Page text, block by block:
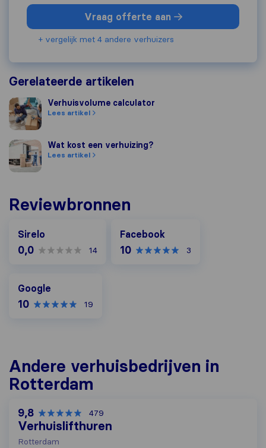
Vraag offerte aan
+ vergelijk met 4 andere verhuizers
Gerelateerde artikelen
Verhuisvolume calculator
Verhuisvolume calculator
Lees artikel
Wat kost een verhuizing?
Wat kost een verhuizing?
Lees artikel
Reviewbronnen
Sirelo
0,0 14
Facebook
10 3
Google
10 19
Andere verhuisbedrijven in
Rotterdam
9,8 479
Verhuislifthuren
Rotterdam